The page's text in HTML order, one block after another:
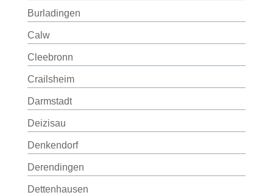
Burladingen
Calw
Cleebronn
Crailsheim
Darmstadt
Deizisau
Denkendorf
Derendingen
Dettenhausen